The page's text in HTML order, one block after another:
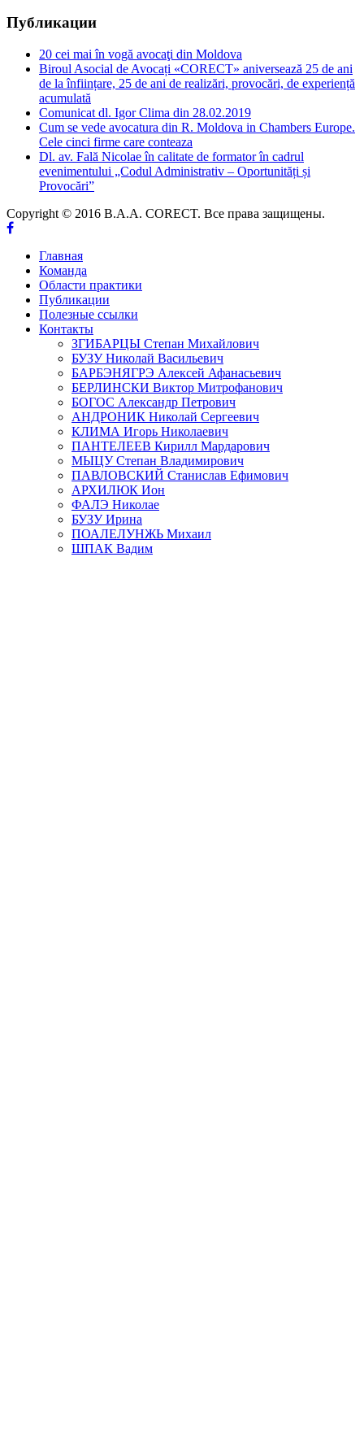
Публикации
20 cei mai în vogă avocaţi din Moldova
Biroul Asocial de Avocați «CORECT» aniversează 25 de ani
de la înființare, 25 de ani de realizări, provocări, de experiență
acumulată
Comunicat dl. Igor Clima din 28.02.2019
Cum se vede avocatura din R. Moldova in Chambers Europe.
Cele cinci firme care conteaza
Dl. av. Fală Nicolae în calitate de formator în cadrul
evenimentului „Codul Administrativ – Oportunități și
Provocări”
Copyright © 2016 B.A.A. CORECT. Все права защищены.
Главная
Команда
Области практики
Публикации
Полезные ссылки
Контакты
ЗГИБАРЦЫ Степан Михайлович
БУЗУ Николай Васильевич
БАРБЭНЯГРЭ Алексей Афанасьевич
БЕРЛИНСКИ Виктор Митрофанович
БОГОС Александр Петрович
АНДРОНИК Николай Сергеевич
КЛИМА Игорь Николаевич
ПАНТЕЛЕЕВ Кирилл Мардарович
МЫЦУ Степан Владимирович
ПАВЛОВСКИЙ Станислав Ефимович
АРХИЛЮК Ион
ФАЛЭ Николае
БУЗУ Ирина
ПОАЛЕЛУНЖЬ Михаил
ШПАК Вадим